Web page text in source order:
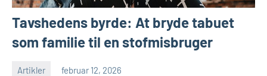
Tavshedens byrde: At bryde tabuet
som familie til en stofmisbruger
Artikler februar 12, 2026